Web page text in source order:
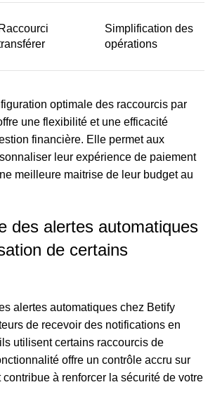
Raccourci
Simplification des
opérations
optimale des raccourcis par
une flexibilité et une efficacité
financière. Elle permet aux
leur expérience de paiement
meilleure maitrise de leur budget au
des alertes automatiques
de certains
alertes automatiques chez Betify
de recevoir des notifications en
utilisent certains raccourcis de
offre un contrôle accru sur
contribue à renforcer la sécurité de votre